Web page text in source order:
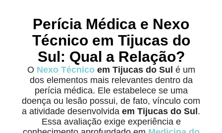
Perícia Médica e Nexo
Técnico em Tijucas do
Sul: Qual a Relação?
O Nexo Técnicoem Tijucas do Sul é um
dos elementos mais relevantes dentro da
perícia médica. Ele estabelece se uma
doença ou lesão possui, de fato, vínculo com
a atividade desenvolvida em Tijucas do Sul .
Essa avaliação exige experiência e